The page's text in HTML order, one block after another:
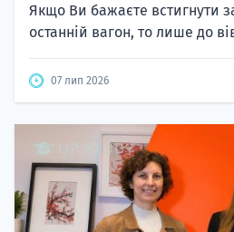
Якщо Ви бажаєте встигнути
останній вагон, то лише до
07 лип 2026